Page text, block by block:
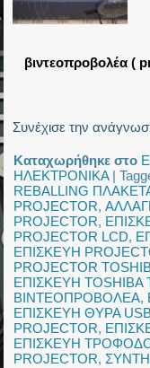
βιντεοπροβολέα (
Συνέχισε την
Καταχωρήθηκε στο
ΗΛΕΚΤΡΟΝΙΚΑ|
REBALLING
PROJECTOR,
PROJECTOR,
PROJECTOR LCD,
ΕΠΙΣΚΕΥΗ
PROJECTOR
ΕΠΙΣΚΕΥΗ TOSHIBA
ΒΙΝΤΕΟΠΡΟΒΟΛΕΑ,
ΕΠΙΣΚΕΥΗ ΘΥΡΑ
PROJECTOR,
ΕΠΙΣΚΕΥΗ
PROJECTOR,